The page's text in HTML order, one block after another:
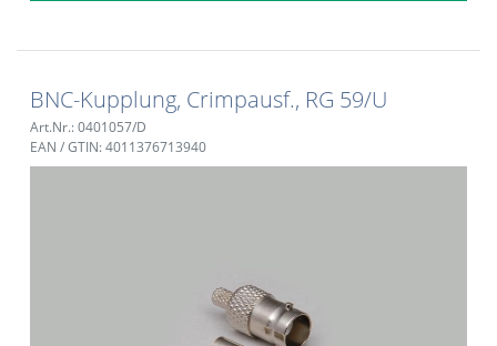
BNC-Kupplung, Crimpausf., RG 59/U
Art.Nr.: 0401057/D
EAN / GTIN: 4011376713940